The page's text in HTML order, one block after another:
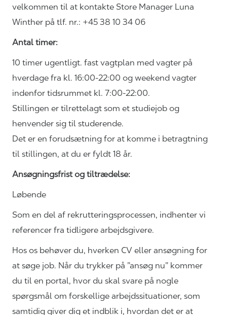
velkommen til at kontakte Store Manager Luna
Winther på tlf. nr.: +45 38 10 34 06
Antal timer:
10 timer ugentligt. fast vagtplan med vagter på
hverdage fra kl. 16:00-22:00 og weekend vagter
indenfor tidsrummet kl. 7:00-22:00.
Stillingen er tilrettelagt som et studiejob og
henvender sig til studerende.
Det er en forudsætning for at komme i betragtning
til stillingen, at du er fyldt 18 år.
Ansøgningsfrist og tiltrædelse:
Løbende
Som en del af rekrutteringsprocessen, indhenter vi
referencer fra tidligere arbejdsgivere.
Hos os behøver du, hverken CV eller ansøgning for
at søge job. Når du trykker på ”ansøg nu” kommer
du til en portal, hvor du skal svare på nogle
spørgsmål om forskellige arbejdssituationer, som
samtidig giver dig et indblik i, hvordan det er at